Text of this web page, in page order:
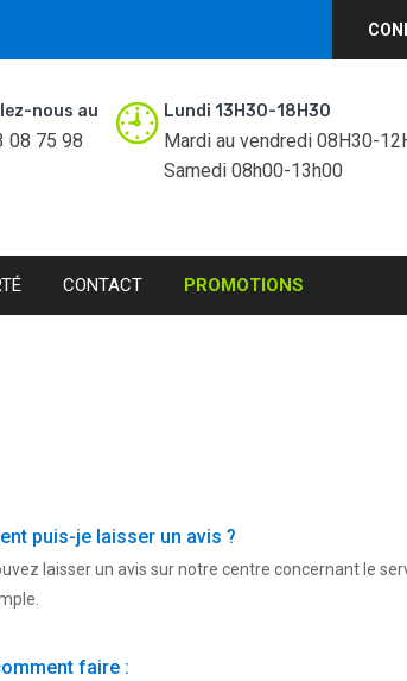
nous au
08 75 98
Lundi 13H30-18H30
Mardi au vendredi 08H30-
Samedi 08h00-13h00
CONTACT PROMOTIONS
puis-je laisser un avis ?
laisser un avis sur notre centre concernant le
faire :